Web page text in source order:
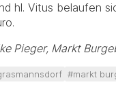
hl. Vitus belaufen
Pieger, Markt
#markt